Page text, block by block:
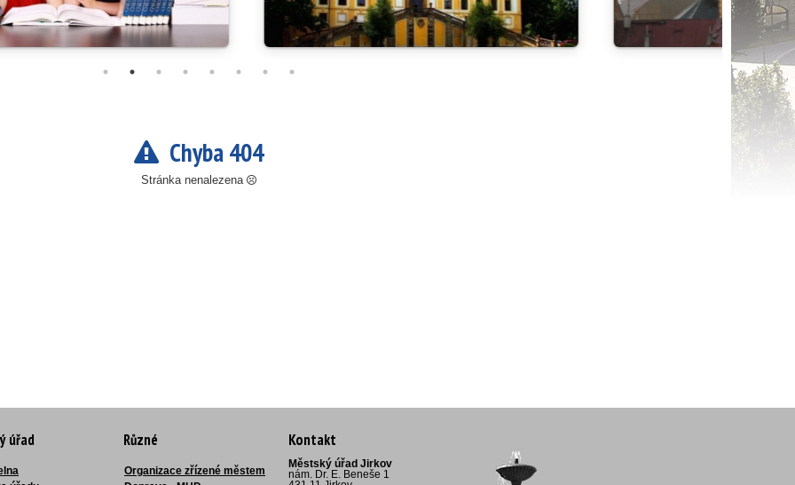
Chyba 404
Stránka nenalezena
úřad Různé
Organizace zřízené městem
Kontakt
Městský úřad Jirkov
nám. Dr. E. Beneše 1